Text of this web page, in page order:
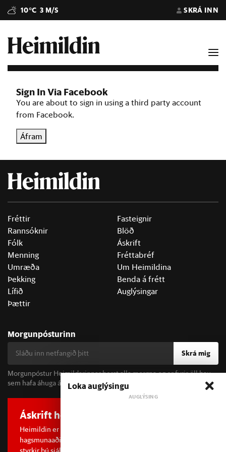
10°C 3 M/S SKRÁ INN
Sign In Via Facebook
You are about to sign in using a third party account
from Facebook.
Áfram
Fréttir
Rannsóknir
Fólk
Menning
Umræða
Þekking
Lífið
Þættir
Fasteignir
Blöð
Áskrift
Fréttabréf
Um Heimildina
Benda á frétt
Auglýsingar
Morgunpósturinn
Skrá mig
Morgunpóstur Heimildarinnar berst alla morgna og er fyrir öll þau
sem hafa áhuga á fréttum og þjóðfélagsumræðu.
Áskrift hefur áhrif
Heimildin er í dreifðu eignarhaldi og óháð
hagsmunaaðilum. Með því að kaupa áskrift að Heimildinni
Loka auglýsingu